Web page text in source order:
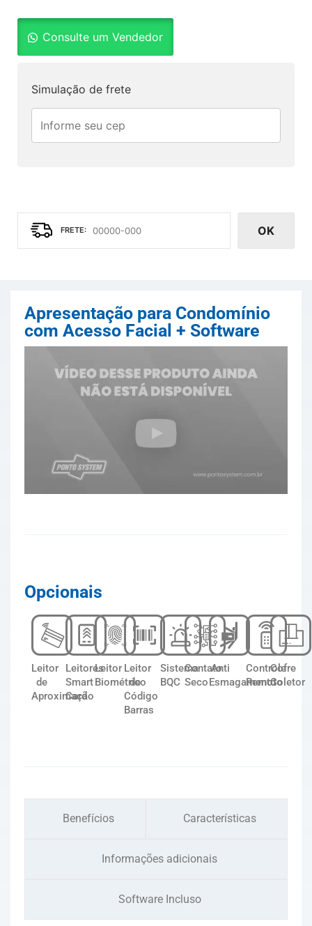
Consulte um Vendedor
Simulação de frete
OK
Apresentação para Condomínio
com Acesso Facial + Software
Opcionais
Leitor
de
Aproximação
Leitores
Smart
Card
Leitor
Biométrico
Leitor
de
Código
Barras
Sistema
BQC
Contato
Seco
Anti
Esmagamento
Controle
Remoto
Cofre
Coletor
Benefícios Características
Informações adicionais
Software Incluso